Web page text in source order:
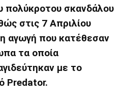
πολύκροτου σκανδάλου
στις 7 Απριλίου
αγωγή που κατέθεσαν
τα οποία
με το
Predator.